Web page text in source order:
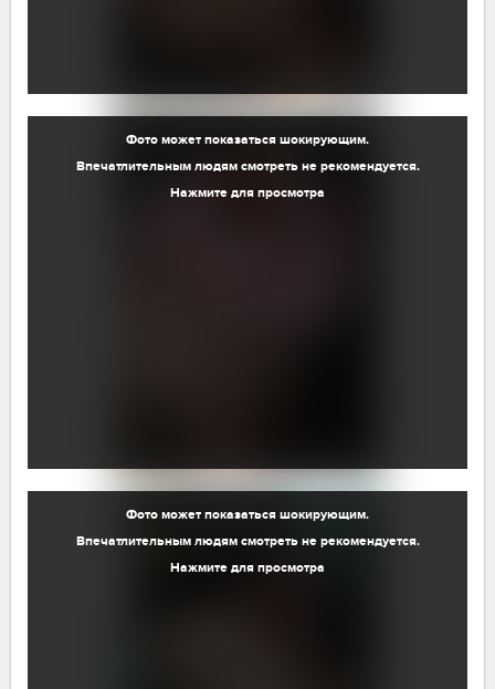
Фото может показаться шокирующим.
Впечатлительным людям смотреть не рекомендуется.
Нажмите для просмотра
Фото может показаться шокирующим.
Впечатлительным людям смотреть не рекомендуется.
Нажмите для просмотра